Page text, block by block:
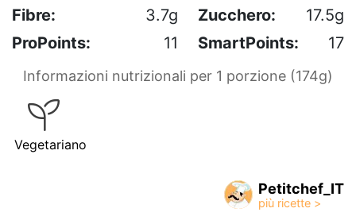
Fibre:
3.7g Zucchero:
17.5g
ProPoints:
11 SmartPoints: 17
Informazioni nutrizionali per 1 porzione (174g)
Vegetariano
Petitchef_IT